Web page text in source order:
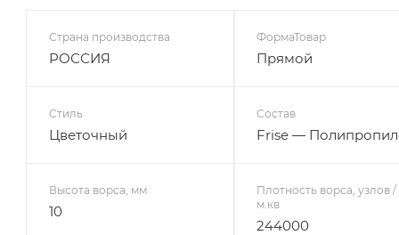
Страна производства
РОССИЯ
ФормаТовар
Прямой
Стиль
Цветочный
Состав
Frise —
Высота ворса, мм
10
Плотность ворса, узлов /
м.кв
244000